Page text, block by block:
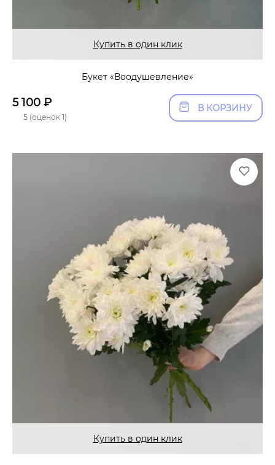
Купить в один клик
Букет «Воодушевление»
5 100 ₽
5 (оценок 1)
В КОРЗИНУ
Купить в один клик